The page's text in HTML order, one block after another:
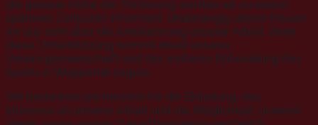
die genaue Höhe der Förderung werden wir zu einem
späteren Zeitpunkt informiert. Unabhängig davon freuen
wir uns sehr über die Anerkennung unserer Arbeit, denn
diese Unterstützung kommt direkt unserer
Vereinsgemeinschaft und der weiteren Entwicklung des
Sports in Wuppertal zugute.
Wir bedanken uns herzlich für die Einladung, das
Interesse an unserer Arbeit und die Möglichkeit, unseren